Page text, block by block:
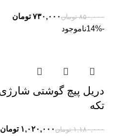
۸۵۰,۰۰۰ تومان۷۳۰,۰۰۰ تومان
-14%
ناموجود
تکه
۱,۱۸۰,۰۰۰ تومان۱,۰۲۰,۰۰۰ تومان